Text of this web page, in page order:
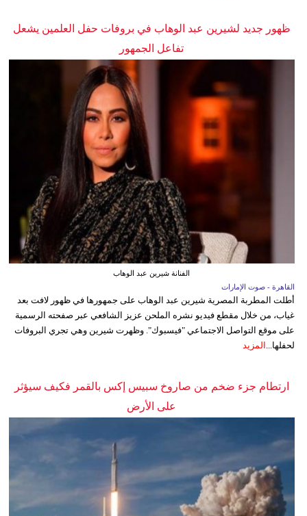
ظهور جديد لشيرين عبد الوهاب في بروفات حفل العلمين يشعل
تفاعل الجمهور
الفنانة شيرين عبد الوهاب
القاهرة - صوت الإمارات
أطلت المطربة المصرية شيرين عبد الوهاب على جمهورها في ظهور لافت بعد
غياب، من خلال مقطع فيديو نشره الملحن عزيز الشافعي عبر صفحته الرسمية
على موقع التواصل الاجتماعي "فيسبوك". وظهرت شيرين وهي تجري البروفات
لحفلها... المزيد
ارتطام جزء ضخم من صاروخ سبيس إكس بالقمر فكيف سيؤثر
على الأرض